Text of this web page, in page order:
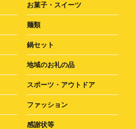
お菓子・スイーツ
麺類
鍋セット
地域のお礼の品
スポーツ・アウトドア
ファッション
感謝状等